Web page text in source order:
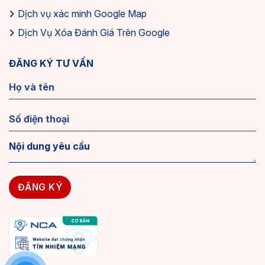
Sản nhiều dự án chuyên nghiệp nhất
Yếu tố cần có để một Website đăng tin môi
giới hiệu quả
hiệu quả, cần đảm bảo các yếu tố thiết yếu đáp ứng nhu
Một mẫu website đăng tin bất động sản thành công cần
lứa tuổi và trình độ công nghệ khác nhau đều có thể dễ
dàng thao tác trên website. Menu điều hướng rõ ràng, bố
cục hợp lý và các nút chức năng được đặt ở vị trí dễ nhìn
thấy sẽ tạo trải nghiệm tích cực cho người dùng.
Hệ thống phân quyền tài khoản rõ ràng
Dịch vụ xác minh Google Map
Dịch Vụ Xóa Đánh Giá Trên Google
ĐĂNG KÝ TƯ VẤN